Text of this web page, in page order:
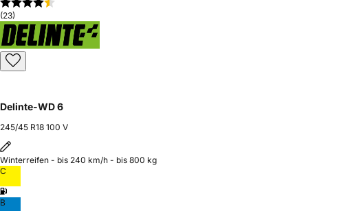
(23)
Delinte-WD 6
245/45 R18 100 V
Winterreifen - bis 240 km/h - bis 800 kg
C
B